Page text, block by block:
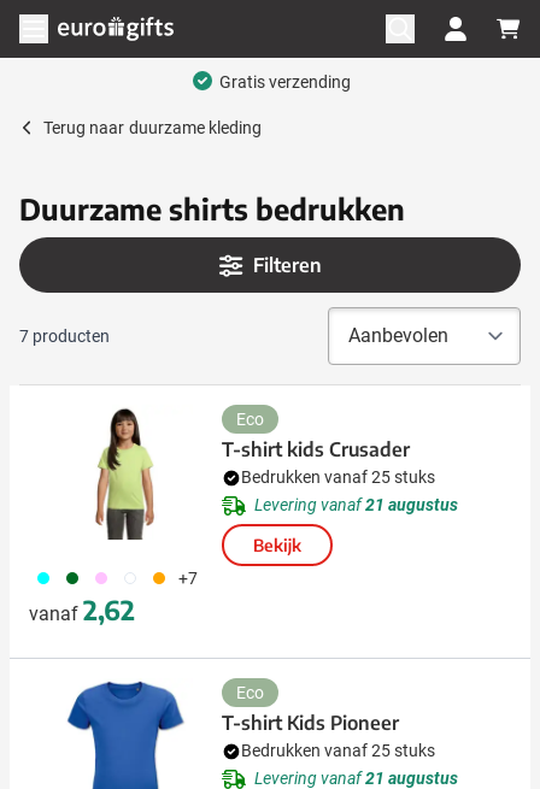
Ga naar de inhoud
Menu openen
Gratis verzending
Terug naar duurzame kleding
Duurzame shirts bedrukken
Filteren
7 producten
166 134 376 002 007 +7
vanaf 2,62
Eco
T-shirt kids Crusader
Bedrukken vanaf 25 stuks
Levering vanaf21 augustus
Bekijk
Eco
T-shirt Kids Pioneer
Bedrukken vanaf 25 stuks
Levering vanaf21 augustus